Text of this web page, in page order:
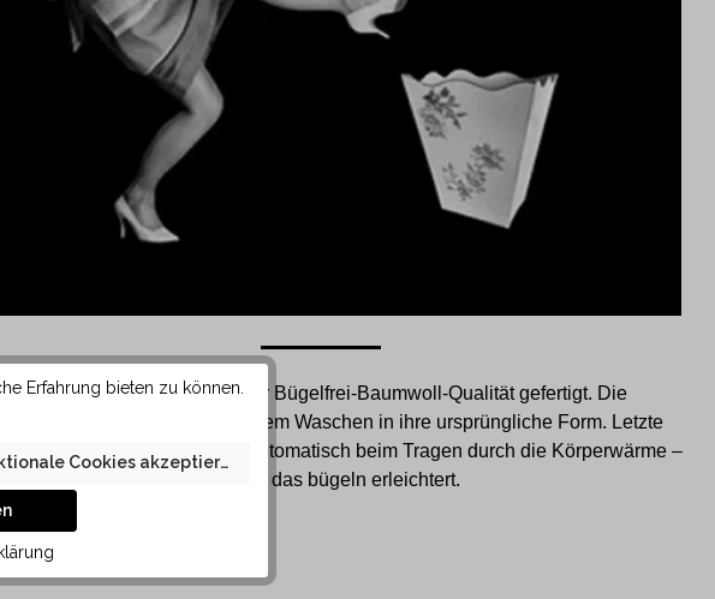
Das Hemd wird aus spezieller Bügelfrei-Baumwoll-Qualität gefertigt. Die
glättet sich nach dem Waschen in ihre ursprüngliche Form. Letzte
Falten im Hemd legen sich automatisch beim Tragen durch die Körperwärme –
somit wird das bügeln erleichtert.
Erfahrung bieten zu können.
Cookies akzeptieren